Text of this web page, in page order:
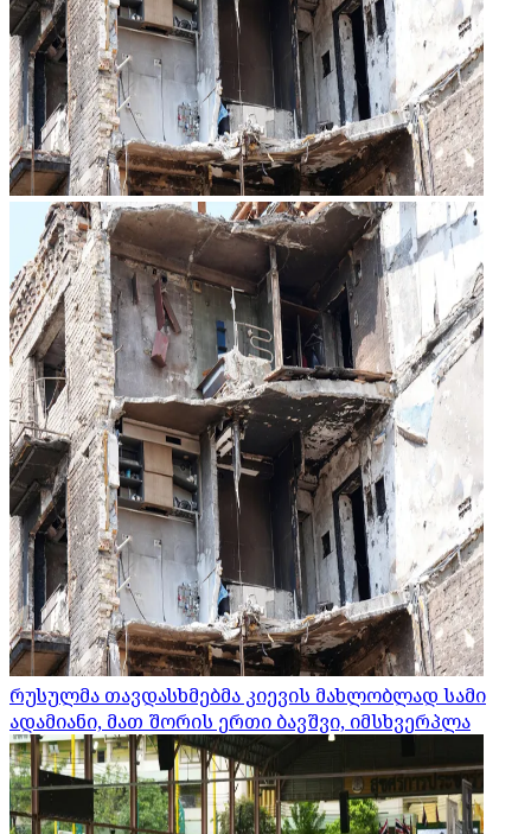
რუსულმა თავდასხმებმა კიევის მახლობლად სამი
ადამიანი, მათ შორის ერთი ბავშვი, იმსხვერპლა